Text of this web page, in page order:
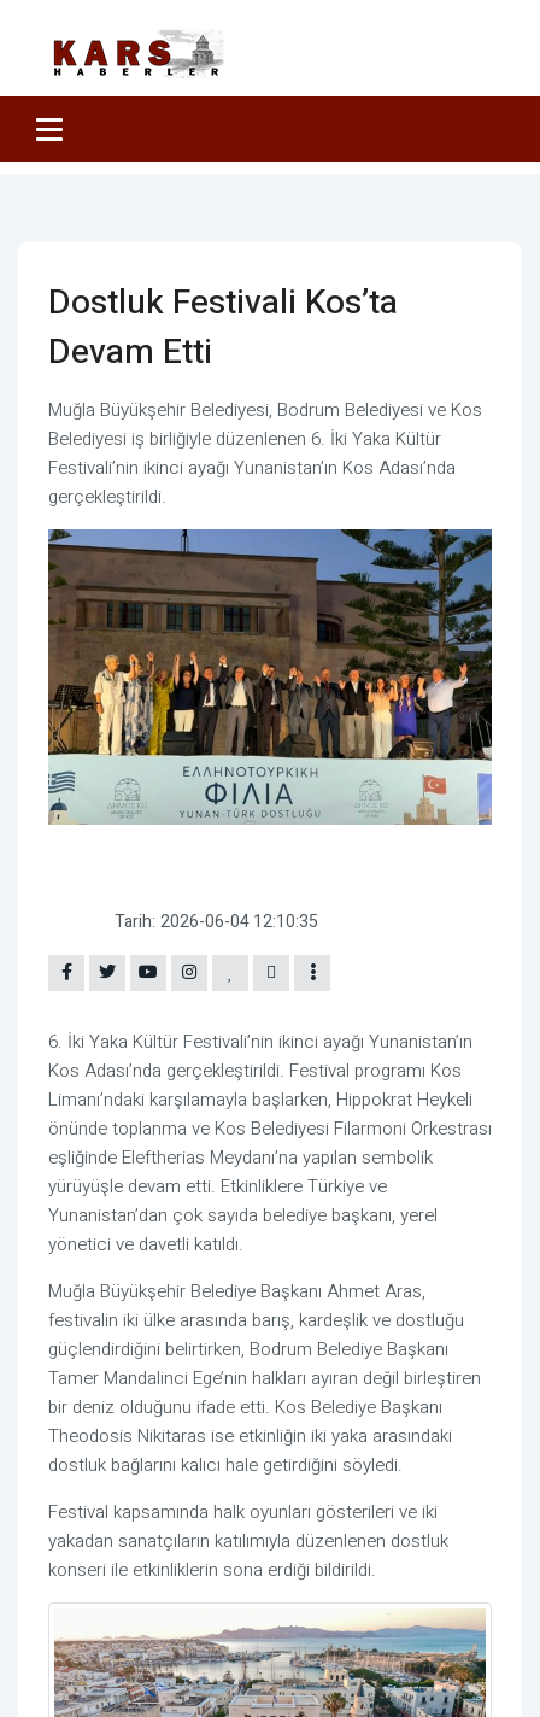
Dostluk Festivali Kos’ta
Devam Etti
Muğla Büyükşehir Belediyesi, Bodrum Belediyesi ve Kos
Belediyesi iş birliğiyle düzenlenen 6. İki Yaka Kültür
Festivali’nin ikinci ayağı Yunanistan’ın Kos Adası’nda
gerçekleştirildi.
Tarih: 2026-06-04 12:10:35
6. İki Yaka Kültür Festivali’nin ikinci ayağı Yunanistan’ın
Kos Adası’nda gerçekleştirildi. Festival programı Kos
Limanı’ndaki karşılamayla başlarken, Hippokrat Heykeli
önünde toplanma ve Kos Belediyesi Filarmoni Orkestrası
eşliğinde Eleftherias Meydanı’na yapılan sembolik
yürüyüşle devam etti. Etkinliklere Türkiye ve
Yunanistan’dan çok sayıda belediye başkanı, yerel
yönetici ve davetli katıldı.
Muğla Büyükşehir Belediye Başkanı Ahmet Aras,
festivalin iki ülke arasında barış, kardeşlik ve dostluğu
güçlendirdiğini belirtirken, Bodrum Belediye Başkanı
Tamer Mandalinci Ege’nin halkları ayıran değil birleştiren
bir deniz olduğunu ifade etti. Kos Belediye Başkanı
Theodosis Nikitaras ise etkinliğin iki yaka arasındaki
dostluk bağlarını kalıcı hale getirdiğini söyledi.
Festival kapsamında halk oyunları gösterileri ve iki
yakadan sanatçıların katılımıyla düzenlenen dostluk
konseri ile etkinliklerin sona erdiği bildirildi.